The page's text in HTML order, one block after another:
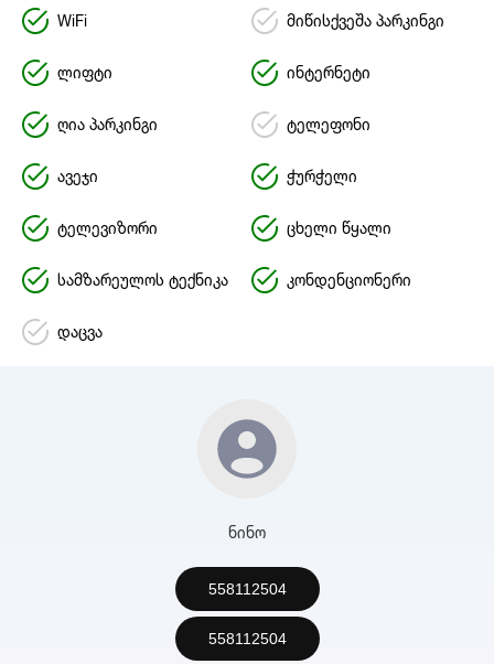
WiFi მიწისქვეშა პარკინგი
ლიფტი ინტერნეტი
ღია პარკინგი ტელეფონი
ავეჯი ჭურჭელი
ტელევიზორი ცხელი წყალი
სამზარეულოს ტექნიკა კონდენციონერი
დაცვა
ნინო
558112504
558112504